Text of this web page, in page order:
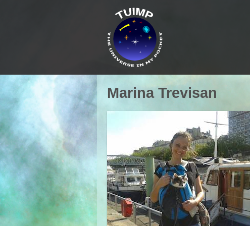
Marina Trevisan